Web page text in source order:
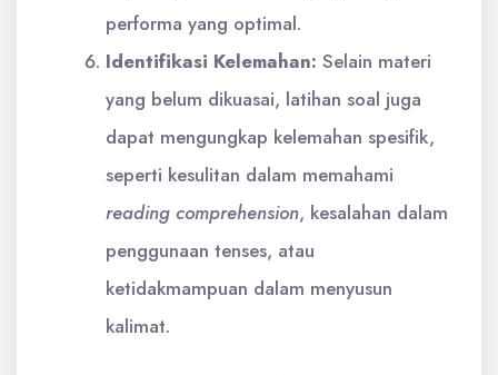
performa yang optimal.
Identifikasi Kelemahan: Selain materi
yang belum dikuasai, latihan soal juga
dapat mengungkap kelemahan spesifik,
seperti kesulitan dalam memahami
reading comprehension, kesalahan dalam
penggunaan tenses, atau
ketidakmampuan dalam menyusun
kalimat.